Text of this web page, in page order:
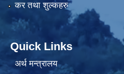
कर तथा शुल्कहरु
Quick Links
अर्थ मन्त्रालय